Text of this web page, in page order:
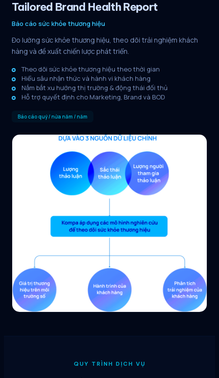
Tailored Brand Health Report
Báo cáo sức khỏe thương hiệu
Đo lường sức khỏe thương hiệu, theo dõi trải nghiệm khách
hàng và đề xuất chiến lược phát triển.
Theo dõi sức khỏe thương hiệu theo thời gian
Hiểu sâu nhận thức và hành vi khách hàng
Nắm bắt xu hướng thị trường & động thái đối thủ
Hỗ trợ quyết định cho Marketing, Brand và BOD
Báo cáo quý / nửa năm / năm
QUY TRÌNH DỊCH VỤ